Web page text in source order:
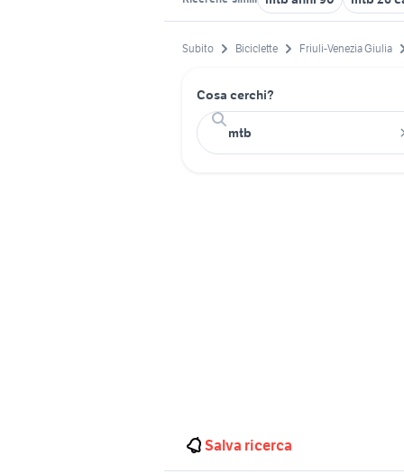
Subito Biciclette Friuli-Venezia Giulia
Cosa cerchi?
Salva ricerca